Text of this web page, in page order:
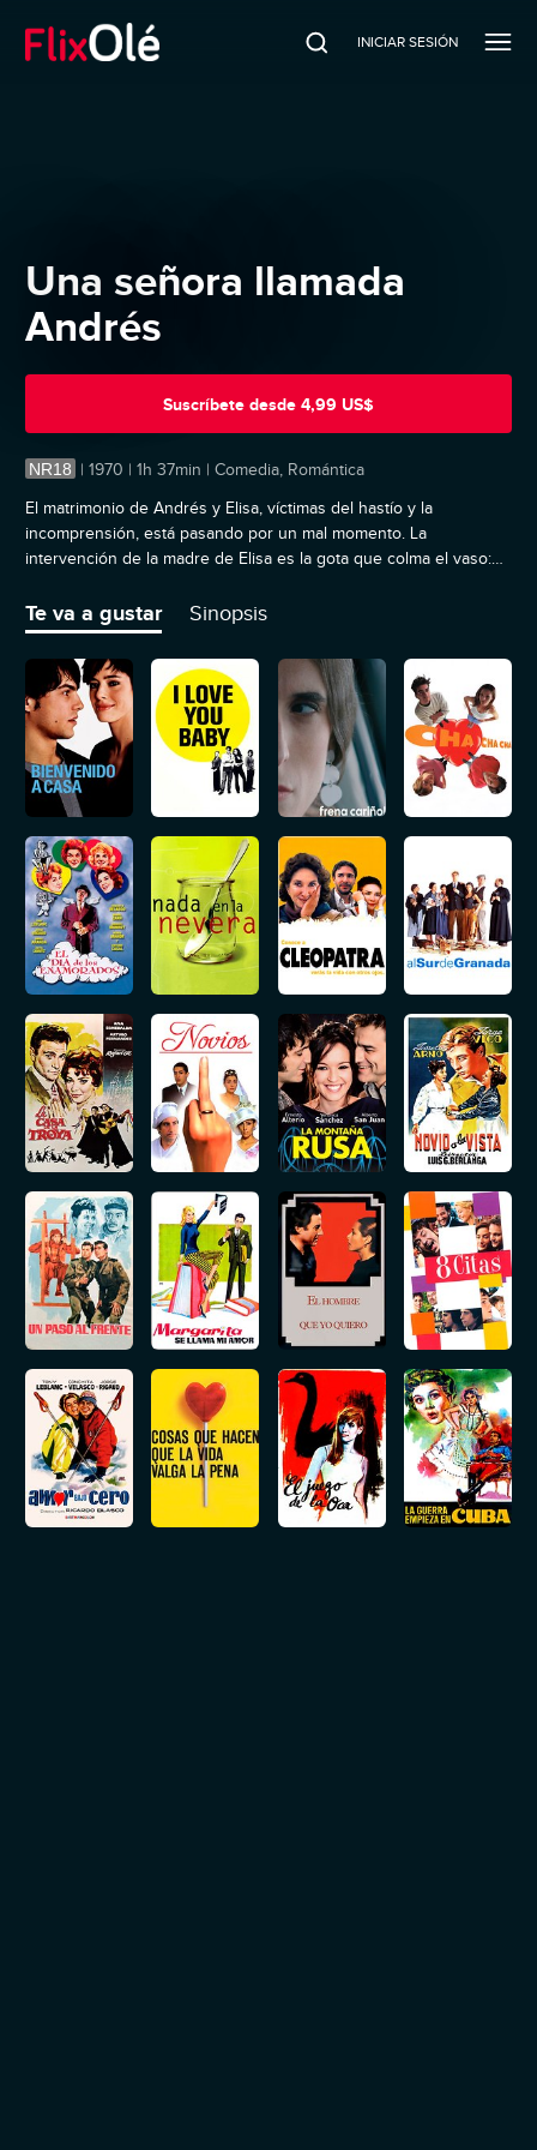
INICIAR SESIÓN
Una señora llamada
Andrés
Suscríbete desde 4,99 US$
NR18 | 1970 | 1h 37min | Comedia, Romántica
El matrimonio de Andrés y Elisa, víctimas del hastío y la
incomprensión, está pasando por un mal momento. La
intervención de la madre de Elisa es la gota que colma el vaso:
circunstancias, desde el Olimpo, Cupido decide tomar cartas en
el asunto: transmutará sus cuerpos para que aprendan a
ponerse el uno en el lugar del otro.
Te va a gustar Sinopsis